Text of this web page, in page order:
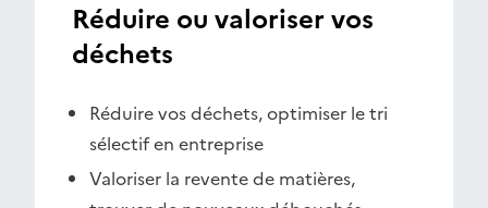
Réduire ou valoriser vos
déchets
Réduire vos déchets, optimiser le tri
sélectif en entreprise
Valoriser la revente de matières,